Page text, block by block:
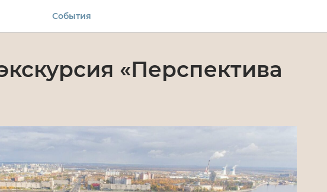
События
«Перспектива